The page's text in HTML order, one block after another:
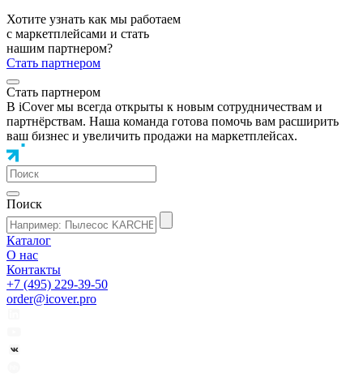
Хотите узнать как мы работаем
с маркетплейсами и стать
нашим партнером?
Стать партнером
Стать партнером
В iCover мы всегда открыты к новым сотрудничествам и
партнёрствам. Наша команда готова помочь вам расширить
ваш бизнес и увеличить продажи на маркетплейсах.
Поиск
Каталог
О нас
Контакты
+7 (495) 229-39-50
order@icover.pro